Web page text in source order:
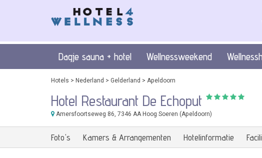
Dagje sauna + hotel Wellnessweekend
Hotels > Nederland > Gelderland > Apeldoorn
Hotel Restaurant De Echoput
Amersfoortseweg 86, 7346 AA Hoog Soeren (Apeldoorn)
Foto's Kamers & Arrangementen Hotelinformatie